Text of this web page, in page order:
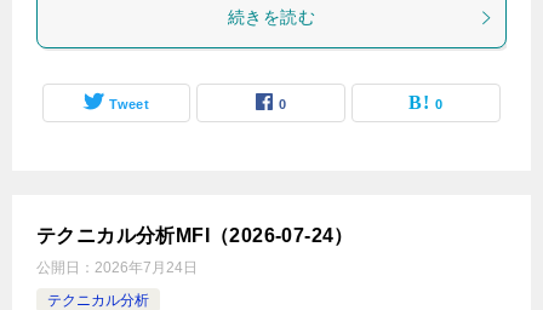
続きを読む
Tweet 0 0
テクニカル分析MFI（2026-07-24）
公開日： 2026年7月24日
テクニカル分析